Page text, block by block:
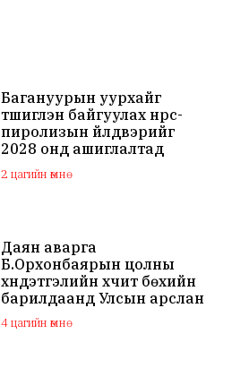
Багануурын уурхайг
түшиглэн байгуулах нүүрс-
пиролизын үйлдвэрийг
2028 онд ашиглалтад
оруулна
2 цагийн өмнө
Даян аварга
Б.Орхонбаярын цолны
хүндэтгэлийн хүчит бөхийн
барилдаанд Улсын арслан
Ц.Бямба-Отгон түрүүллээ
4 цагийн өмнө